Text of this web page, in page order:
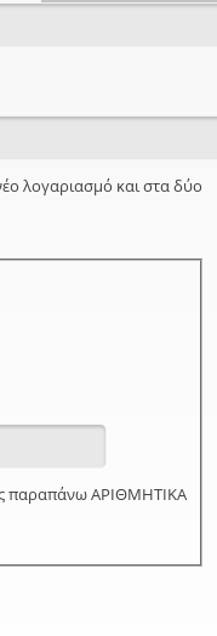
λογαριασμό και στα δύο
παραπάνω ΑΡΙΘΜΗΤΙΚΑ